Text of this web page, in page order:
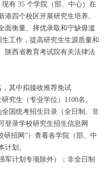
有 35 个学院（部、中心）在
四个校区开展研究生培养。
面衡量、择优录取和宁缺毋滥
工作，提高研究生生源质量和
陕西省教育考试院有关法律法
其中拟接收推荐免试
究生（专业学位）1100名。
国统考招生目录（全日制、非
登录学校研究生招生信息网
研招网”）查看各学院（部、中
计划。
军计划专项除外）；非全日制